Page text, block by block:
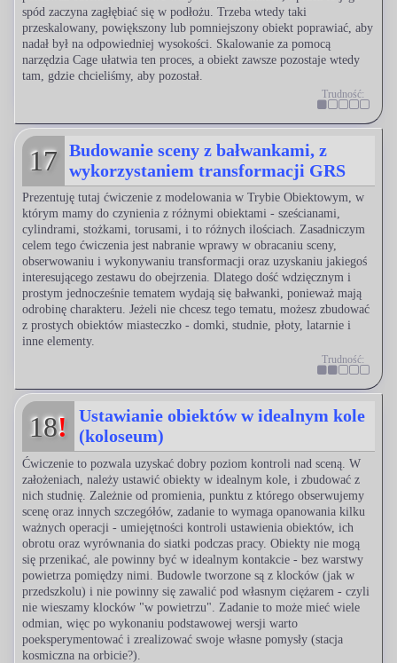
Trudność:
spód zaczyna zagłębiać się w podłożu. Trzeba wtedy taki
przeskalowany, powiększony lub pomniejszony obiekt poprawiać, aby
nadał był na odpowiedniej wysokości. Skalowanie za pomocą
narzędzia Cage ułatwia ten proces, a obiekt zawsze pozostaje wtedy
tam, gdzie chcieliśmy, aby pozostał.
17
Trudność:
Budowanie sceny z bałwankami, z
wykorzystaniem transformacji GRS
Prezentuję tutaj ćwiczenie z modelowania w Trybie Obiektowym, w
którym mamy do czynienia z różnymi obiektami - sześcianami,
cylindrami, stożkami, torusami, i to różnych ilościach. Zasadniczym
celem tego ćwiczenia jest nabranie wprawy w obracaniu sceny,
obserwowaniu i wykonywaniu transformacji oraz uzyskaniu jakiegoś
interesującego zestawu do obejrzenia. Dlatego dość wdzięcznym i
prostym jednocześnie tematem wydają się bałwanki, ponieważ mają
odrobinę charakteru. Jeżeli nie chcesz tego tematu, możesz zbudować
z prostych obiektów miasteczko - domki, studnie, płoty, latarnie i
inne elementy.
18!
Ustawianie obiektów w idealnym kole
(koloseum)
Ćwiczenie to pozwala uzyskać dobry poziom kontroli nad sceną. W
założeniach, należy ustawić obiekty w idealnym kole, i zbudować z
nich studnię. Zależnie od promienia, punktu z którego obserwujemy
scenę oraz innych szczegółów, zadanie to wymaga opanowania kilku
ważnych operacji - umiejętności kontroli ustawienia obiektów, ich
obrotu oraz wyrównania do siatki podczas pracy. Obiekty nie mogą
się przenikać, ale powinny być w idealnym kontakcie - bez warstwy
powietrza pomiędzy nimi. Budowle tworzone są z klocków (jak w
przedszkolu) i nie powinny się zawalić pod własnym ciężarem - czyli
nie wieszamy klocków "w powietrzu". Zadanie to może mieć wiele
odmian, więc po wykonaniu podstawowej wersji warto
poeksperymentować i zrealizować swoje własne pomysły (stacja
kosmiczna na orbicie?).